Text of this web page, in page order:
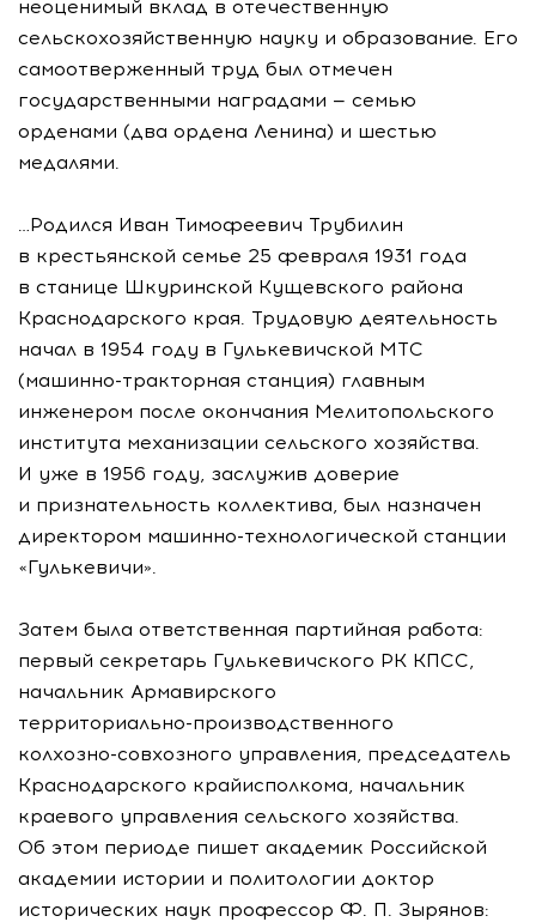
неоценимый вклад в отечественную
сельскохозяйственную науку и образование. Его
самоотверженный труд был отмечен
государственными наградами — семью
орденами (два ордена Ленина) и шестью
медалями.
…Родился Иван Тимофеевич Трубилин
в крестьянской семье 25 февраля 1931 года
в станице Шкуринской Кущевского района
Краснодарского края. Трудовую деятельность
начал в 1954 году в Гулькевичской МТС
(машинно-тракторная станция) главным
инженером после окончания Мелитопольского
института механизации сельского хозяйства.
И уже в 1956 году, заслужив доверие
и признательность коллектива, был назначен
директором машинно-технологической станции
«Гулькевичи».
Затем была ответственная партийная работа:
первый секретарь Гулькевичского РК КПСС,
начальник Армавирского
территориально-производственного
колхозно-совхозного управления, председатель
Краснодарского крайисполкома, начальник
краевого управления сельского хозяйства.
Об этом периоде пишет академик Российской
академии истории и политологии доктор
исторических наук профессор Ф. П. Зырянов: